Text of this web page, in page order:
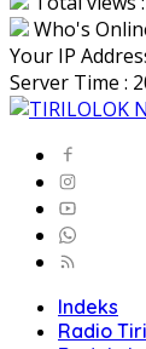
Who's
Your IP
Server Time :
Indeks
Radio